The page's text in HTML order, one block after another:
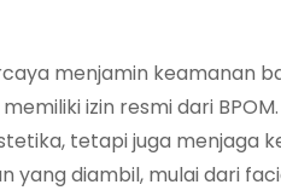
menjamin keamanan
izin resmi dari
tetapi juga menjaga
yang diambil, mulai dari